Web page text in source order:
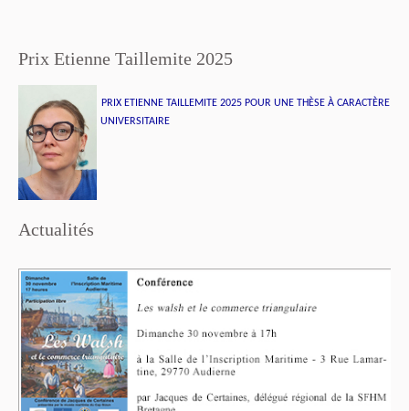
Prix Etienne Taillemite 2025
PRIX ETIENNE TAILLEMITE 2025 POUR UNE THÈSE À CARACTÈRE
UNIVERSITAIRE
Actualités